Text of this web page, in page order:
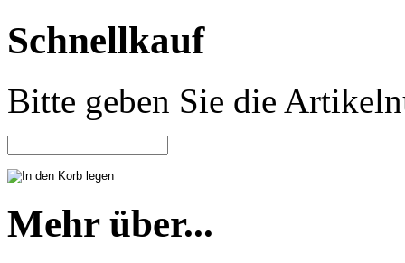
Schnellkauf
Bitte geben Sie die
Mehr über...